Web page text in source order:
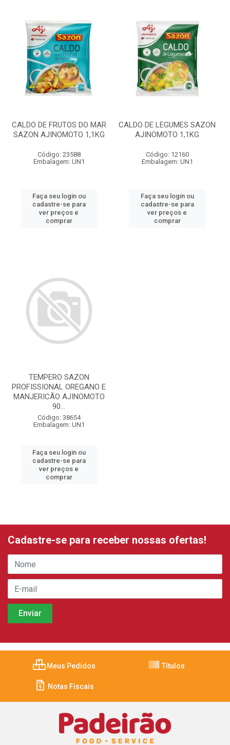
CALDO DE FRUTOS DO MAR
SAZON AJINOMOTO 1,1KG
Código: 23588
Embalagem: UN1
Faça seu login ou
cadastre-se para
ver preços e
comprar
CALDO DE LEGUMES SAZON
AJINOMOTO 1,1KG
Código: 12160
Embalagem: UN1
Faça seu login ou
cadastre-se para
ver preços e
comprar
TEMPERO SAZON
PROFISSIONAL OREGANO E
MANJERICÃO AJINOMOTO
90...
Código: 38654
Embalagem: UN1
Faça seu login ou
cadastre-se para
ver preços e
comprar
Cadastre-se para receber nossas ofertas!
Meus Pedidos Títulos
Notas Fiscais